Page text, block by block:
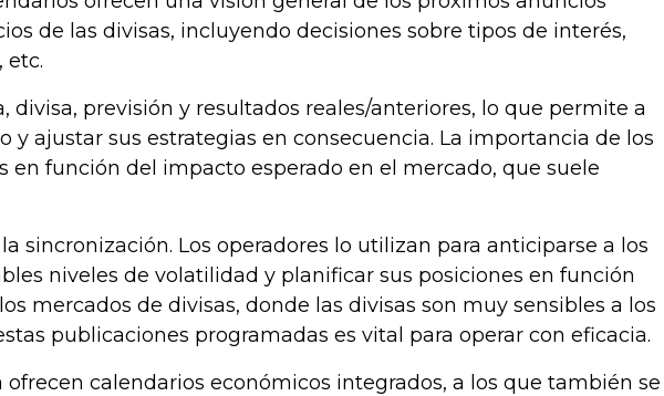
de las divisas, incluyendo decisiones sobre tipos de interés,
etc.
previsión y resultados reales/anteriores, lo que permite a
ajustar sus estrategias en consecuencia. La importancia de los
en función del impacto esperado en el mercado, que suele
sincronización. Los operadores lo utilizan para anticiparse a los
niveles de volatilidad y planificar sus posiciones en función
mercados de divisas, donde las divisas son muy sensibles a los
publicaciones programadas es vital para operar con eficacia.
calendarios económicos integrados, a los que también se